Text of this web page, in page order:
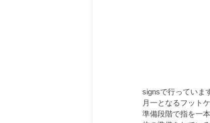
signsで行っていま
月一となるフット
準備段階で指を一